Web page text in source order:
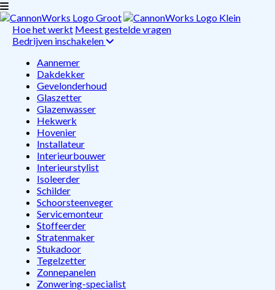
Hoe het werkt Meest gestelde vragen
Bedrijven inschakelen
Aannemer
Dakdekker
Gevelonderhoud
Glaszetter
Glazenwasser
Hekwerk
Hovenier
Installateur
Interieurbouwer
Interieurstylist
Isoleerder
Schilder
Schoorsteenveger
Servicemonteur
Stoffeerder
Stratenmaker
Stukadoor
Tegelzetter
Zonnepanelen
Zonwering-specialist